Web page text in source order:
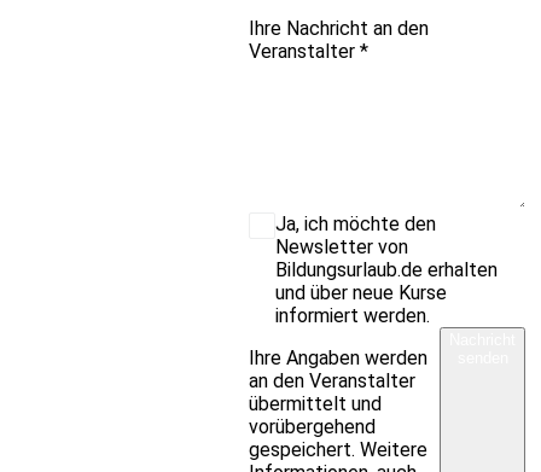
Ihre Nachricht an den
Veranstalter *
Ja, ich möchte den
Newsletter von
Bildungsurlaub.de erhalten
und über neue Kurse
informiert werden.
Ihre Angaben werden
an den Veranstalter
übermittelt und
vorübergehend
gespeichert. Weitere